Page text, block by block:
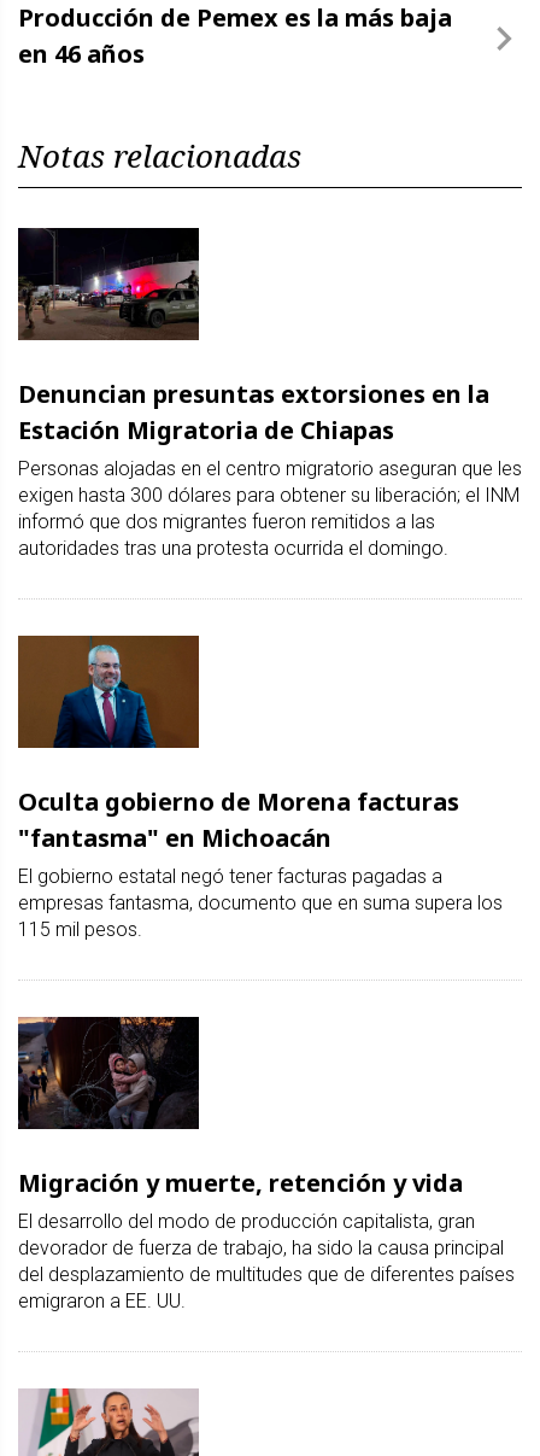
Producción de Pemex es la más baja
en 46 años
Notas relacionadas
Denuncian presuntas extorsiones en la
Estación Migratoria de Chiapas
Personas alojadas en el centro migratorio aseguran que les
exigen hasta 300 dólares para obtener su liberación; el INM
informó que dos migrantes fueron remitidos a las
autoridades tras una protesta ocurrida el domingo.
Oculta gobierno de Morena facturas
"fantasma" en Michoacán
El gobierno estatal negó tener facturas pagadas a
empresas fantasma, documento que en suma supera los
115 mil pesos.
Migración y muerte, retención y vida
El desarrollo del modo de producción capitalista, gran
devorador de fuerza de trabajo, ha sido la causa principal
del desplazamiento de multitudes que de diferentes países
emigraron a EE. UU.